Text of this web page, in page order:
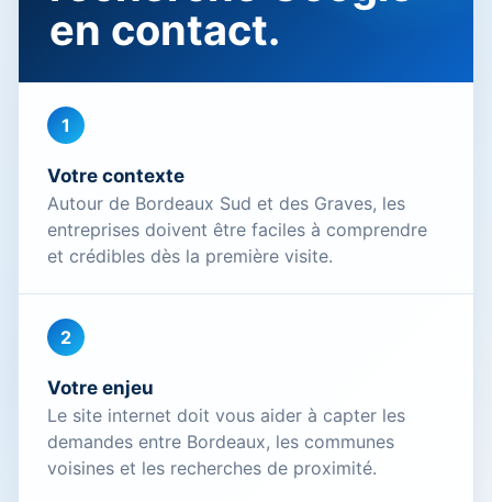
en contact.
1
Votre contexte
Autour de Bordeaux Sud et des Graves, les
entreprises doivent être faciles à comprendre
et crédibles dès la première visite.
2
Votre enjeu
Le site internet doit vous aider à capter les
demandes entre Bordeaux, les communes
voisines et les recherches de proximité.